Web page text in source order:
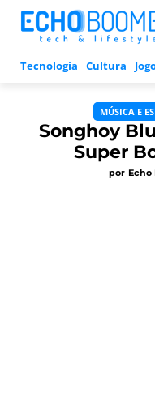
Tecnologia Cultura
MÚSICA E
Songhoy
Super
por Echo